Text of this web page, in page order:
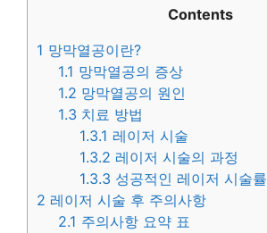
Contents
1 망막열공이란?
1.1 망막열공의 증상
1.2 망막열공의 원인
1.3 치료 방법
1.3.1 레이저 시술
1.3.2 레이저 시술의 과정
1.3.3 성공적인 레이저 시술률
2 레이저 시술 후 주의사항
2.1 주의사항 요약 표